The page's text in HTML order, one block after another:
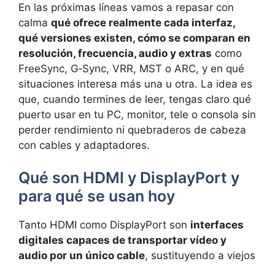
En las próximas líneas vamos a repasar con
calma qué ofrece realmente cada interfaz,
qué versiones existen, cómo se comparan en
resolución, frecuencia, audio y extras como
FreeSync, G‑Sync, VRR, MST o ARC, y en qué
situaciones interesa más una u otra. La idea es
que, cuando termines de leer, tengas claro qué
puerto usar en tu PC, monitor, tele o consola sin
perder rendimiento ni quebraderos de cabeza
con cables y adaptadores.
Qué son HDMI y DisplayPort y
para qué se usan hoy
Tanto HDMI como DisplayPort son interfaces
digitales capaces de transportar vídeo y
audio por un único cable, sustituyendo a viejos